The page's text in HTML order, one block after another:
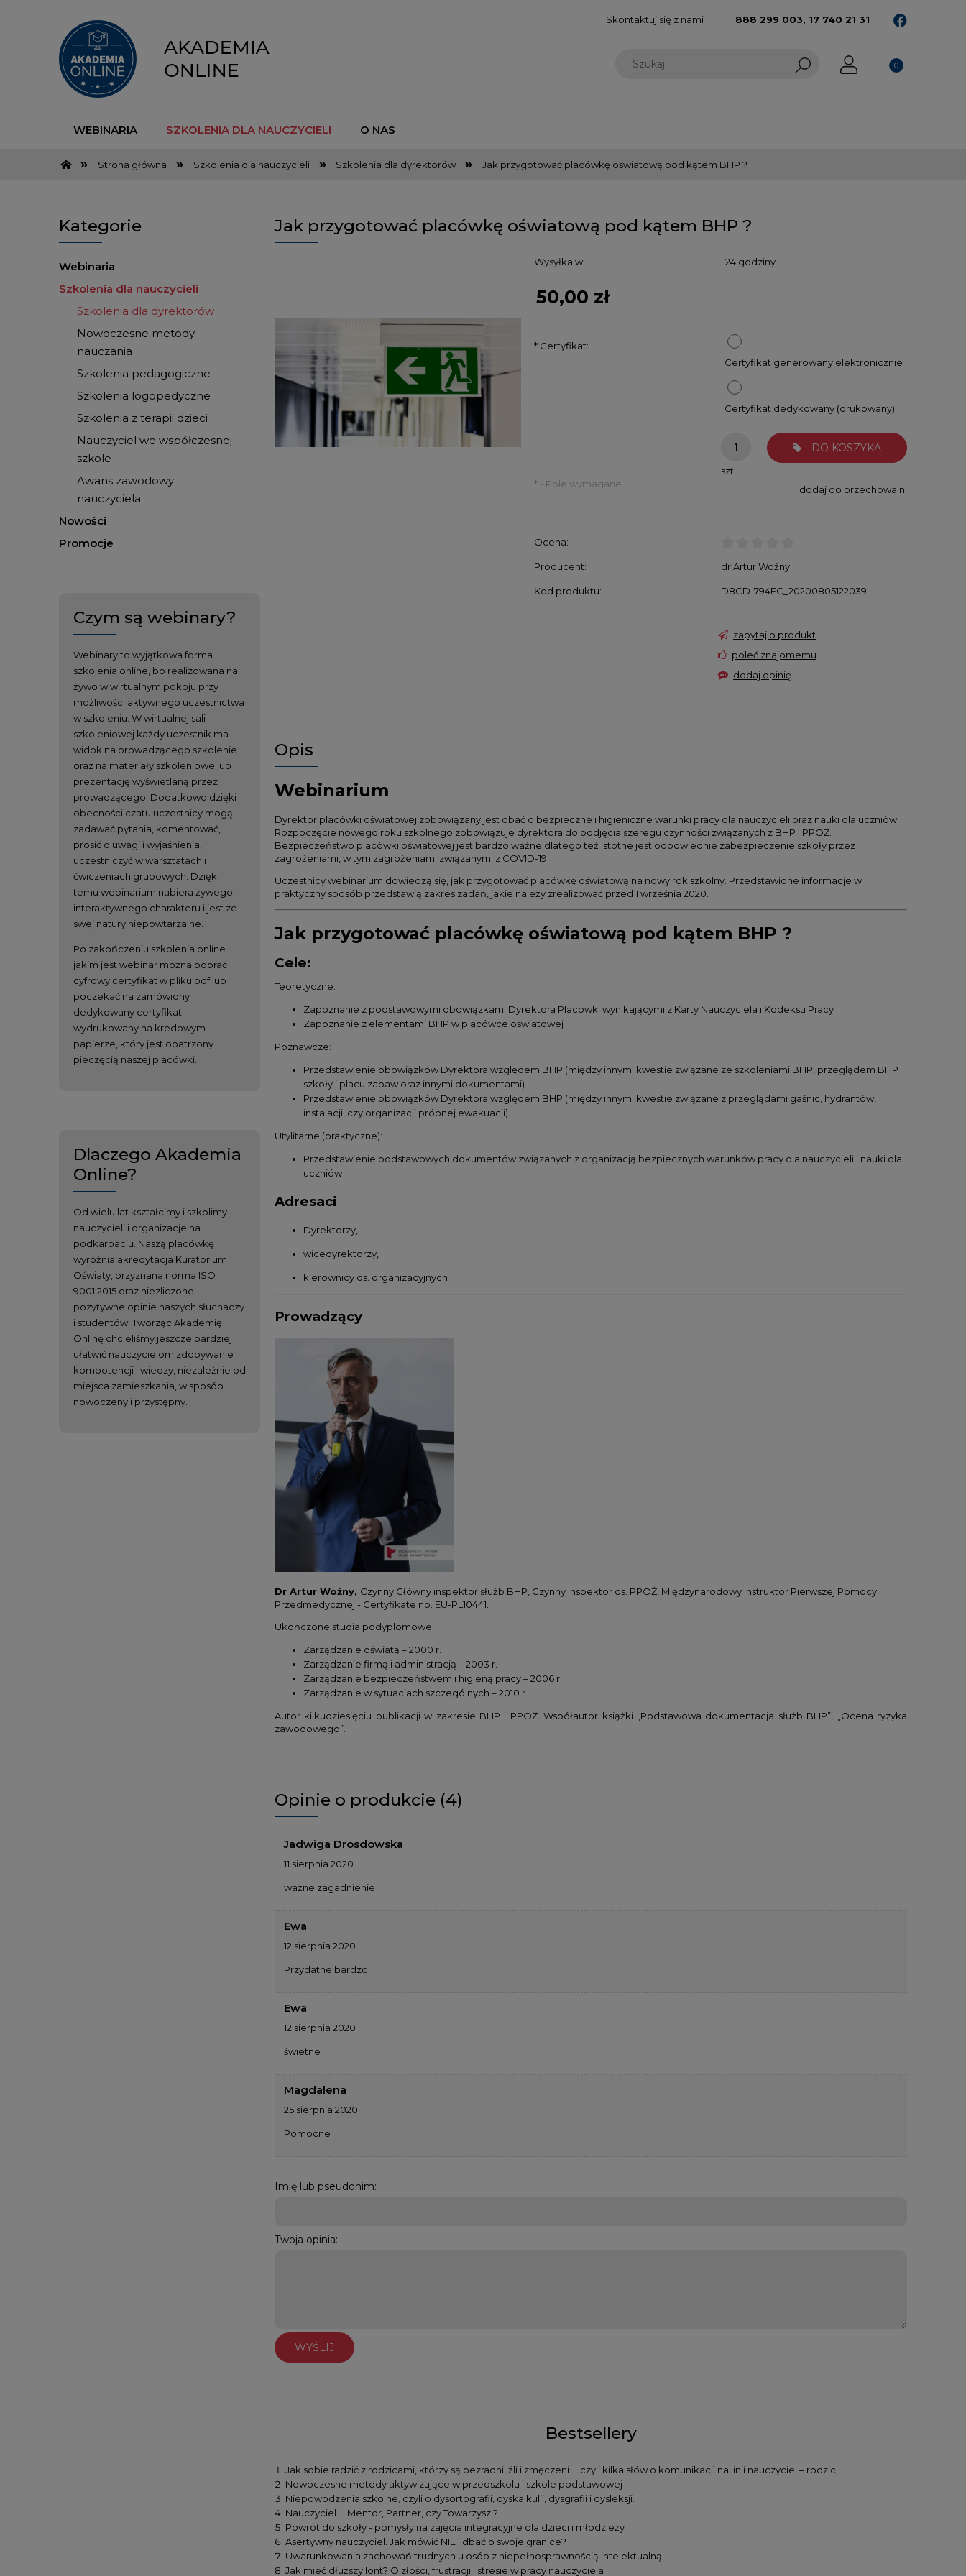
Skontaktuj się z nami 888 299 003, 17 740 21 31
WEBINARIA SZKOLENIA DLA NAUCZYCIELI O NAS
» Strona główna » Szkolenia dla nauczycieli » Szkolenia dla dyrektorów » Jak przygotować placówkę oświatową pod kątem BHP ?
Kategorie
Webinaria
Szkolenia dla nauczycieli
Szkolenia dla dyrektorów
Nowoczesne metody
nauczania
Szkolenia pedagogiczne
Szkolenia logopedyczne
Szkolenia z terapii dzieci
Nauczyciel we współczesnej
szkole
Awans zawodowy
nauczyciela
Nowości
Promocje
Czym są webinary?
Webinary to wyjątkowa forma
szkolenia online, bo realizowana na
żywo w wirtualnym pokoju przy
możliwości aktywnego uczestnictwa
w szkoleniu. W wirtualnej sali
szkoleniowej każdy uczestnik ma
widok na prowadzącego szkolenie
oraz na materiały szkoleniowe lub
prezentację wyświetlaną przez
prowadzącego. Dodatkowo dzięki
obecności czatu uczestnicy mogą
zadawać pytania, komentować,
prosić o uwagi i wyjaśnienia,
uczestniczyć w warsztatach i
ćwiczeniach grupowych. Dzięki
temu webinarium nabiera żywego,
interaktywnego charakteru i jest ze
swej natury niepowtarzalne.
Po zakończeniu szkolenia online
jakim jest webinar można pobrać
cyfrowy certyfikat w pliku pdf lub
poczekać na zamówiony
dedykowany certyfikat
wydrukowany na kredowym
papierze, który jest opatrzony
pieczęcią naszej placówki.
Dlaczego Akademia
Online?
Od wielu lat kształcimy i szkolimy
nauczycieli i organizacje na
podkarpaciu. Naszą placówkę
wyróżnia akredytacja Kuratorium
Oświaty, przyznana norma ISO
9001:2015 oraz niezliczone
pozytywne opinie naszych słuchaczy
i studentów. Tworząc Akademię
Onlinę chcieliśmy jeszcze bardziej
ułatwić nauczycielom zdobywanie
kompotencji i wiedzy, niezależnie od
miejsca zamieszkania, w sposób
nowoczeny i przystępny.
Jak przygotować placówkę oświatową pod kątem BHP ?
Wysyłka w: 24 godziny
50,00 zł
* Certyfikat:
Certyfikat generowany elektronicznie
Certyfikat dedykowany (drukowany)
szt.
DO KOSZYKA
dodaj do przechowalni
* - Pole wymagane
Ocena:
Producent: dr Artur Woźny
Kod produktu: D8CD-794FC_20200805122039
zapytaj o produkt
poleć znajomemu
dodaj opinię
Opis
Webinarium
Dyrektor placówki oświatowej zobowiązany jest dbać o bezpieczne i higieniczne warunki pracy dla nauczycieli oraz nauki dla uczniów.
Rozpoczęcie nowego roku szkolnego zobowiązuje dyrektora do podjęcia szeregu czynności związanych z BHP i PPOŻ.
Bezpieczeństwo placówki oświatowej jest bardzo ważne dlatego też istotne jest odpowiednie zabezpieczenie szkoły przez
zagrożeniami, w tym zagrożeniami związanymi z COVID-19.
Uczestnicy webinarium dowiedzą się, jak przygotować placówkę oświatową na nowy rok szkolny. Przedstawione informacje w
praktyczny sposób przedstawią zakres zadań, jakie należy zrealizować przed 1 września 2020.
Jak przygotować placówkę oświatową pod kątem BHP ?
Cele:
Teoretyczne:
Zapoznanie z podstawowymi obowiązkami Dyrektora Placówki wynikającymi z Karty Nauczyciela i Kodeksu Pracy
Zapoznanie z elementami BHP w placówce oświatowej
Poznawcze:
Przedstawienie obowiązków Dyrektora względem BHP (między innymi kwestie związane ze szkoleniami BHP, przeglądem BHP
szkoły i placu zabaw oraz innymi dokumentami)
Przedstawienie obowiązków Dyrektora względem BHP (między innymi kwestie związane z przeglądami gaśnic, hydrantów,
instalacji, czy organizacji próbnej ewakuacji)
Utylitarne (praktyczne):
Przedstawienie podstawowych dokumentów związanych z organizacją bezpiecznych warunków pracy dla nauczycieli i nauki dla
uczniów
Adresaci
Dyrektorzy,
wicedyrektorzy,
kierownicy ds. organizacyjnych
Prowadzący
Dr Artur Woźny, Czynny Główny inspektor służb BHP, Czynny Inspektor ds. PPOŻ, Międzynarodowy Instruktor Pierwszej Pomocy
Przedmedycznej - Certyfikate no. EU-PL10441.
Ukończone studia podyplomowe:
Zarządzanie oświatą – 2000 r.
Zarządzanie firmą i administracją – 2003 r.
Zarządzanie bezpieczeństwem i higieną pracy – 2006 r.
Zarządzanie w sytuacjach szczególnych – 2010 r.
Autor kilkudziesięciu publikacji w zakresie BHP i PPOŻ. Współautor książki „Podstawowa dokumentacja służb BHP”, „Ocena ryzyka
zawodowego”.
Opinie o produkcie (4)
Jadwiga Drosdowska
11 sierpnia 2020
ważne zagadnienie
Ewa
12 sierpnia 2020
Przydatne bardzo
Ewa
12 sierpnia 2020
świetne
Magdalena
25 sierpnia 2020
Pomocne
Imię lub pseudonim:
Twoja opinia:
WYŚLIJ
Bestsellery
Jak sobie radzić z rodzicami, którzy są bezradni, źli i zmęczeni … czyli kilka słów o komunikacji na linii nauczyciel – rodzic
Nowoczesne metody aktywizujące w przedszkolu i szkole podstawowej
Niepowodzenia szkolne, czyli o dysortografii, dyskalkulii, dysgrafii i dysleksji.
Nauczyciel … Mentor, Partner, czy Towarzysz ?
Powrót do szkoły - pomysły na zajęcia integracyjne dla dzieci i młodzieży
Asertywny nauczyciel. Jak mówić NIE i dbać o swoje granice?
Uwarunkowania zachowań trudnych u osób z niepełnosprawnością intelektualną
Jak mieć dłuższy lont? O złości, frustracji i stresie w pracy nauczyciela